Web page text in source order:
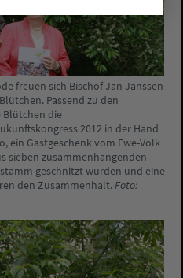
freuen sich Bischof Jan Janssen
Passend zu den
Blütchen die
2012 in der Hand
ein Gastgeschenk vom Ewe-Volk
sieben zusammenhängenden
geschnitzt wurden und eine
den Zusammenhalt.Foto: